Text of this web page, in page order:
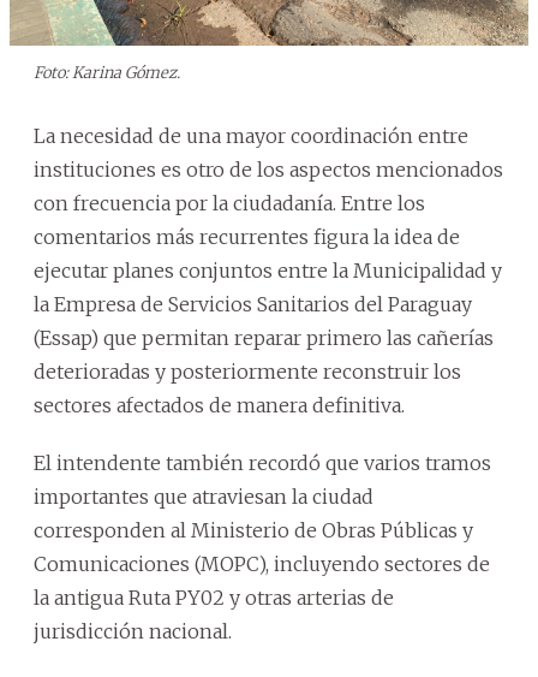
Foto: Karina Gómez.
La necesidad de una mayor coordinación entre
instituciones es otro de los aspectos mencionados
con frecuencia por la ciudadanía. Entre los
comentarios más recurrentes figura la idea de
ejecutar planes conjuntos entre la Municipalidad y
la Empresa de Servicios Sanitarios del Paraguay
(Essap) que permitan reparar primero las cañerías
deterioradas y posteriormente reconstruir los
sectores afectados de manera definitiva.
El intendente también recordó que varios tramos
importantes que atraviesan la ciudad
corresponden al Ministerio de Obras Públicas y
Comunicaciones (MOPC), incluyendo sectores de
la antigua Ruta PY02 y otras arterias de
jurisdicción nacional.